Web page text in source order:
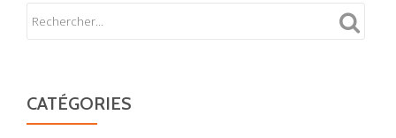
CATÉGORIES